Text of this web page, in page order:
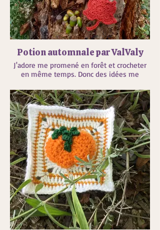
Potion automnale par ValValy
J'adore me promené en forêt et crocheter
en même temps. Donc des idées me